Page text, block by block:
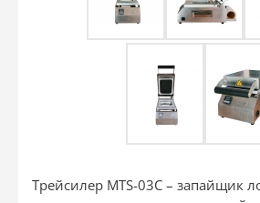
Трейсилер MTS-03C – запайщик